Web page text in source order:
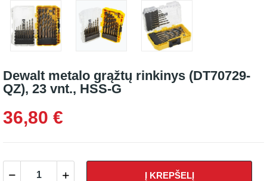
Dewalt metalo grąžtų rinkinys (DT70729-
QZ), 23 vnt., HSS-G
36,80 €
Į KREPŠELĮ